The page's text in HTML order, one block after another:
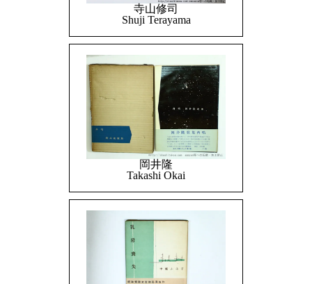
寺山修司
Shuji Terayama
岡井隆
Takashi Okai